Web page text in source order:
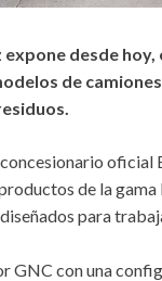
desde hoy,
de
concesionario oficial
de la
para
GNC con una